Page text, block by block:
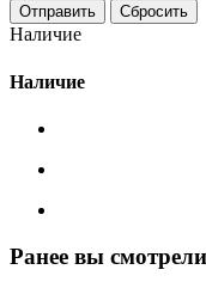
Сбросить
Наличие
Наличие
Ранее вы смотрели